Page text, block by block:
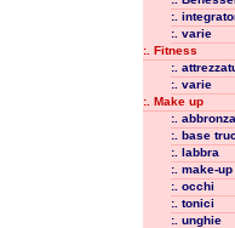
:.
:. varie
:. Fitness
:.
:. varie
:. Make up
:.
:. base
:. labbra
:. make-
:. occhi
:. tonici
:. unghie